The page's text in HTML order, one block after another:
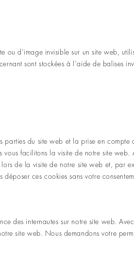
ou d’image invisible sur un site web,
sont stockées à l’aide de balises
parties du site web et la prise en compte
facilitons la visite de notre site web.
de la visite de notre site web et, par
ces cookies sans votre
des internautes sur notre site web.
site web. Nous demandons votre